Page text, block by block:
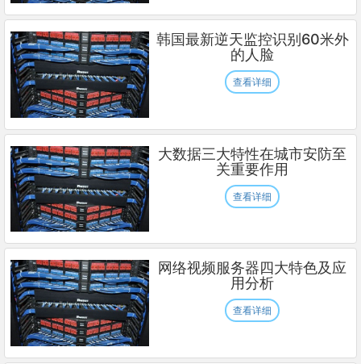
韩国最新逆天监控识别60米外
的人脸
查看详细
大数据三大特性在城市安防至
关重要作用
查看详细
网络视频服务器四大特色及应
用分析
查看详细